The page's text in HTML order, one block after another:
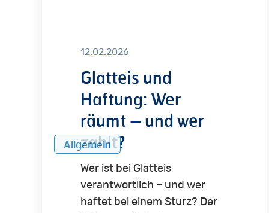
Allgemein
12.02.2026
Glatteis und
Haftung: Wer
räumt – und wer
zahlt?
Wer ist bei Glatteis
verantwortlich – und wer
haftet bei einem Sturz? Der